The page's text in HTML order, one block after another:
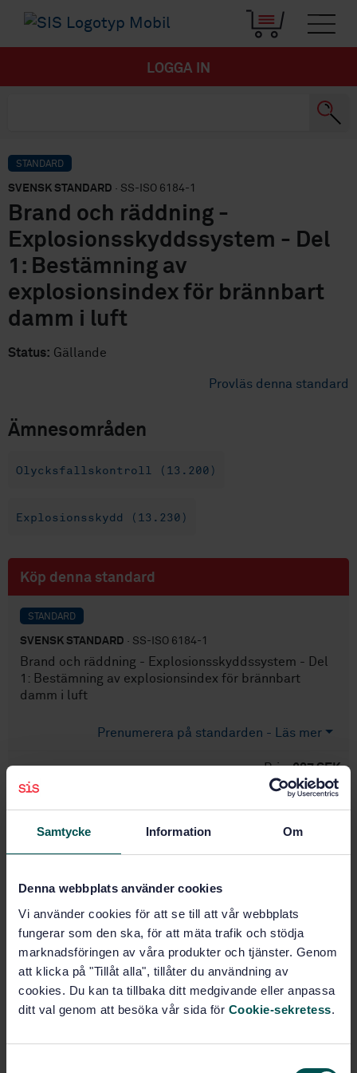
Samtycke Information Om
Denna webbplats använder cookies
Vi använder cookies för att se till att vår webbplats
fungerar som den ska, för att mäta trafik och stödja
marknadsföringen av våra produkter och tjänster. Genom
att klicka på "Tillåt alla", tillåter du användning av
cookies. Du kan ta tillbaka ditt medgivande eller anpassa
ditt val genom att besöka vår sida för Cookie-sekretess.
LOGGA IN
STANDARD
SVENSK STANDARD · SS-ISO 6184-1
Brand och räddning -
Explosionsskyddssystem - Del
1: Bestämning av
explosionsindex för brännbart
damm i luft
Status: Gällande
Provläs denna standard
Ämnesområden
Olycksfallskontroll (13.200)
Explosionsskydd (13.230)
Köp denna standard
STANDARD
SVENSK STANDARD · SS-ISO 6184-1
Brand och räddning - Explosionsskyddssystem - Del
1: Bestämning av explosionsindex för brännbart
damm i luft
Prenumerera på standarden - Läs mer
Pris:687 SEK
PDF
Lägg i varukorgen
Produktinformation
Språk: Engelska
Framtagen av:
Fasta släcksystem och
brandgasventilation, SIS/TK 633
Internationell titel:Explosion protection
systems - Part 1: Determination of
in air